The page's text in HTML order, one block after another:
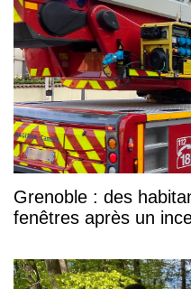
Grenoble : des
fenêtres après un